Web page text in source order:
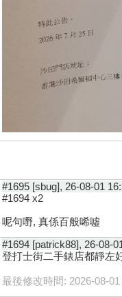
#1695 [sbug], 26-08-01
#1694 x2
呢句嘢, 真係百般唏噓
#1694 [patrick88], 26-08-
登打士街二手錶店都靜左
最後修改時間: 2026-08-01